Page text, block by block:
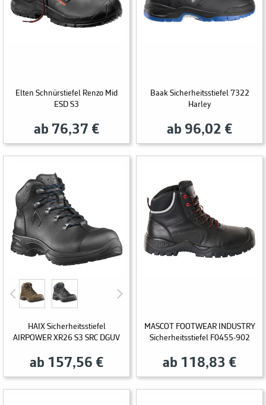
Elten Schnürstiefel Renzo Mid
ESD S3
ab 76,37 €
Baak Sicherheitsstiefel 7322
Harley
ab 96,02 €
HAIX Sicherheitsstiefel
AIRPOWER XR26 S3 SRC DGUV
ab 157,56 €
MASCOT FOOTWEAR INDUSTRY
Sicherheitsstiefel F0455-902
ab 118,83 €